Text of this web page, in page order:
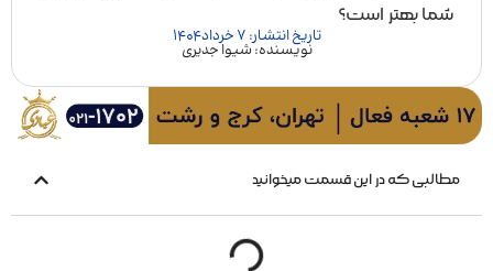
شما بهتر است؟
تاریخ انتشار: 7 خرداد 1404
نویسنده: شیوا جدیری
مطالبی که در این قسمت میخوانید